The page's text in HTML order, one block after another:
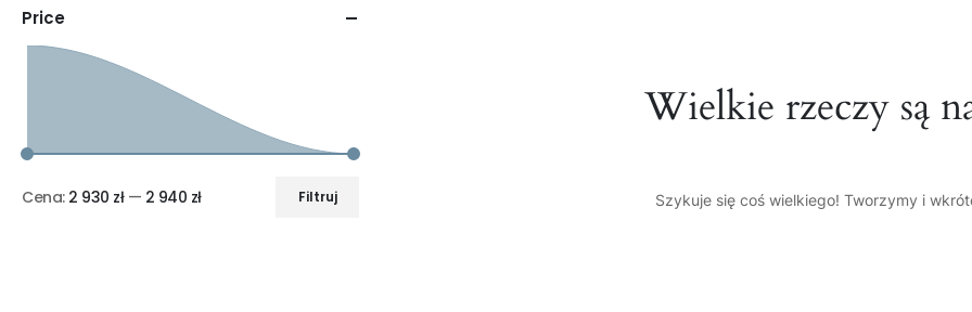
Wielkie rzeczy są
Szykuje się coś wielkiego! Tworzymy i
Price
Filtruj
Cena: 2 930 zł— 2 940 zł